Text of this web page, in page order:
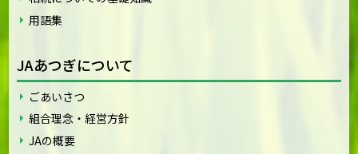
用語集
JAあつぎについて
ごあいさつ
組合理念・経営方針
JAの概要